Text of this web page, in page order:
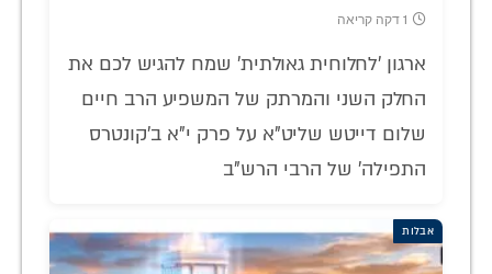
1 דקה קריאה
ארגון 'לחלוחית גאולתית' שמח להגיש לכם את
החלק השני והמרתק של המשפיע הרב חיים
שלום דייטש שליט"א על פרק י"א ב'קונטרס
התפילה' של הרבי הרש"ב
אבלות